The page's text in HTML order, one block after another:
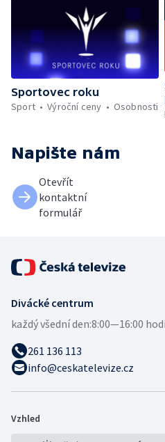
Sportovec roku
Sport
Výroční ceny Osobnosti
Napište nám
Otevřít
kontaktní
formulář
Divácké centrum
každý všední den:8:00—16:00
261 136 113
info@ceskatelevize.cz
Vzhled